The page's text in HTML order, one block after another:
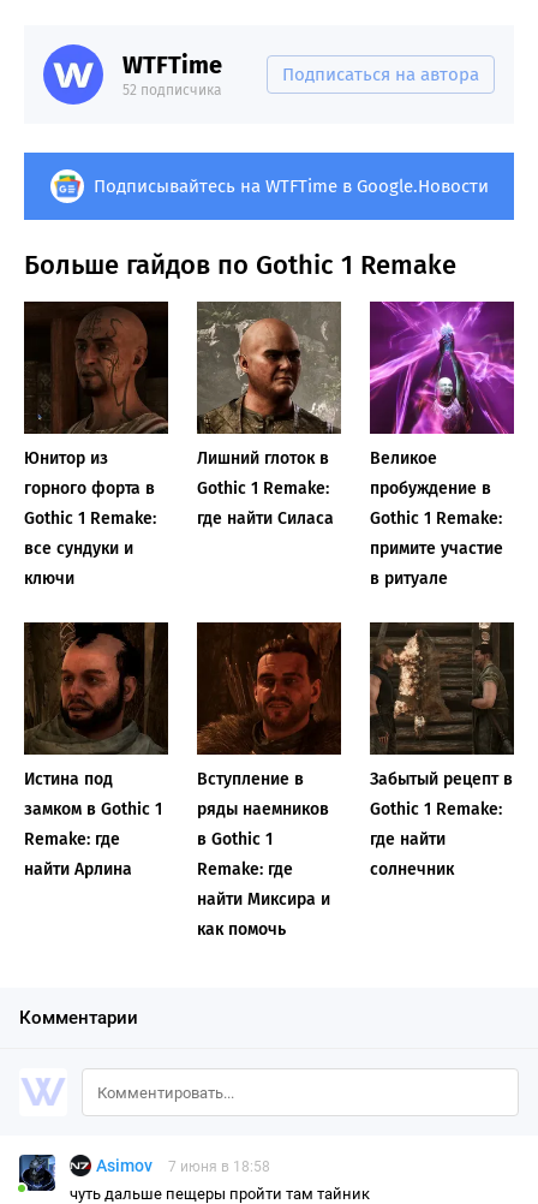
WTFTime
52 подписчика
Подписаться на автора
Подписывайтесь на WTFTime в Google.Новости
Больше гайдов по Gothic 1 Remake
Юнитор из
горного форта в
Gothic 1 Remake:
все сундуки и
ключи
Лишний глоток в
Gothic 1 Remake:
где найти Силаса
Великое
пробуждение в
Gothic 1 Remake:
примите участие
в ритуале
Истина под
замком в Gothic 1
Remake: где
найти Арлина
Вступление в
ряды наемников
в Gothic 1
Remake: где
найти Миксира и
как помочь
Забытый рецепт в
Gothic 1 Remake:
где найти
солнечник
Комментарии
Asimov 7 июня в 18:58
чуть дальше пещеры пройти там тайник